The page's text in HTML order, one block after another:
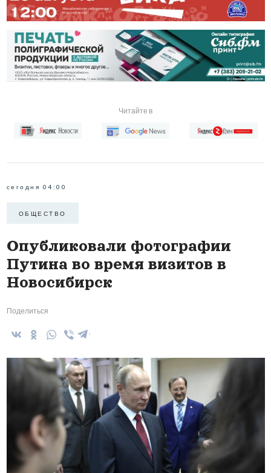
Читайте в
сегодня 04:00
ОБЩЕСТВО
Опубликовали фотографии
Путина во время визитов в
Новосибирск
Поделиться